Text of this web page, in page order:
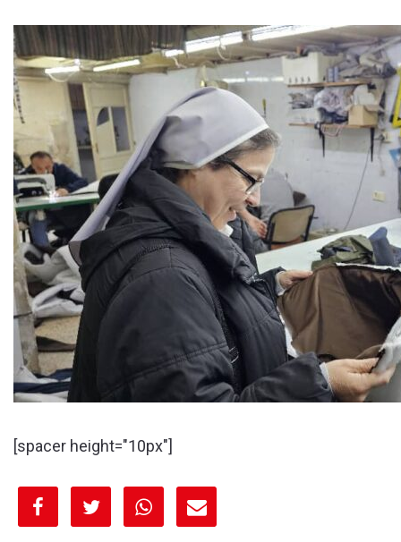
[spacer height="10px"]